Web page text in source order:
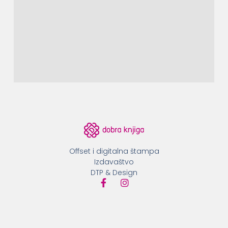
Offset i digitalna štampa
Izdavaštvo
DTP & Design